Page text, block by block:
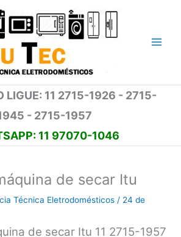
LIGUE: 11 2715-1926 - 2715-
- 2715-1957
11 97070-1046
de secar Itu
Técnica Eletrodomésticos / 24 de
de secar Itu 11 2715-1957